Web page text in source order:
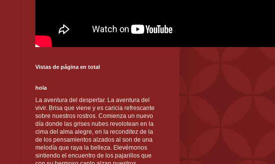
Vistas de página en total
hola
La aventura del despertar. La aventura del
vivir. Brisa que viene y es caricia refrescante
sobre nuestros rostros. Comienza un nuevo
día donde las grises nubes revolotean en la
cima del alma alegre, en la reconditez de la
de los pensamientos alzados al son de una
melodía que raya la belleza. Elevémonos
sintiendo el encuentro de los pajarillos que